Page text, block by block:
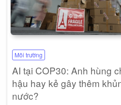
Môi trường
AI tại COP30: Anh hùng
hậu hay kẻ gây thêm
nước?